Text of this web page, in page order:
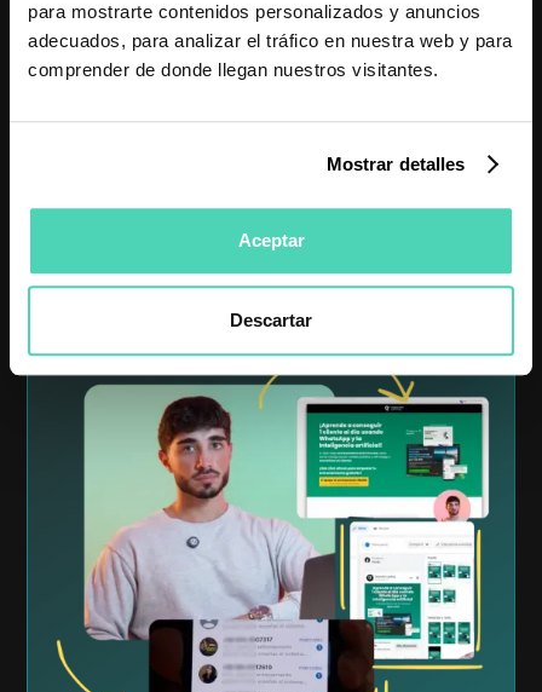
para mostrarte contenidos personalizados y anuncios
adecuados, para analizar el tráfico en nuestra web y para
comprender de donde llegan nuestros visitantes.
Mostrar detalles
Aceptar
Descartar
Entrenamiento gratuito
¿Todavía no has visto
nuestro entrenamiento
para conseguir1 cliente al
día usando WhatsApp?
ANTES 50€AHORA GRATIS
Ver entrenamiento
Disponible por tiempo limitado